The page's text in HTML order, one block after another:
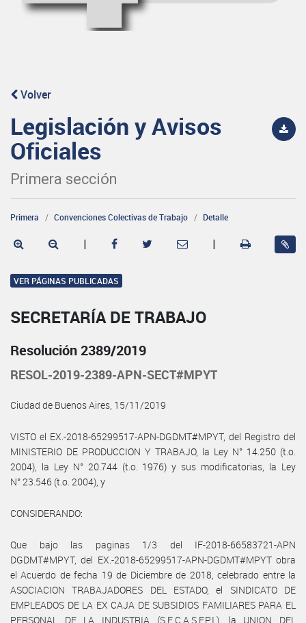
Volver
Legislación y Avisos
Oficiales
Primera sección
Primera Convenciones Colectivas de Trabajo Detalle
| |
VER PÁGINAS PUBLICADAS
SECRETARÍA DE TRABAJO
Resolución 2389/2019
RESOL-2019-2389-APN-SECT#MPYT
Ciudad de Buenos Aires, 15/11/2019
VISTO el EX.-2018-65299517-APN-DGDMT#MPYT, del Registro del
MINISTERIO DE PRODUCCION Y TRABAJO, la Ley N° 14.250 (t.o.
2004), la Ley N° 20.744 (t.o. 1976) y sus modificatorias, la Ley
N° 23.546 (t.o. 2004), y
CONSIDERANDO:
Que bajo las paginas 1/3 del IF-2018-66583721-APN
DGDMT#MPYT, del EX.-2018-65299517-APN-DGDMT#MPYT obra
el Acuerdo de fecha 19 de Diciembre de 2018, celebrado entre la
ASOCIACION TRABAJADORES DEL ESTADO, el SINDICATO DE
EMPLEADOS DE LA EX CAJA DE SUBSIDIOS FAMILIARES PARA EL
PERSONAL DE LA INDUSTRIA (S.E.C.A.S.F.P.I.), la UNION DEL